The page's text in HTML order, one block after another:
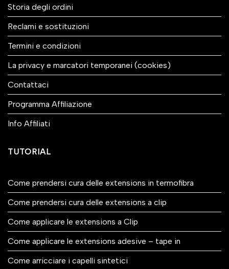
Storia degli ordini
Reclami e sostituzioni
Termini e condizioni
La privacy e marcatori temporanei (cookies)
Contattaci
Programma Affiliazione
Info Affiliati
TUTORIAL
Come prendersi cura delle extensions in termofibra
Come prendersi cura delle extensions a clip
Come applicare le extensions a Clip
Come applicare le extensions adesive – tape in
Come arricciare i capelli sintetici